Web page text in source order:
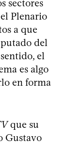
sectores
Plenario
a que
del
el
es algo
en forma
que su
Gustavo